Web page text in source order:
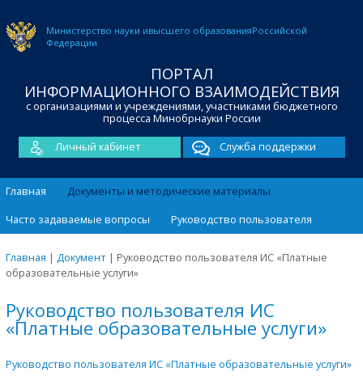
Министерство науки ивысшего образованияРоссийской
Федерации
ПОРТАЛ
ИНФОРМАЦИОННОГО ВЗАИМОДЕЙСТВИЯ
с организациями и учреждениями, участниками бюджетного
процесса Минобрнауки России
Личный кабинет
Служба поддержки
Главная
Документы и методические материалы
Часто задаваемые вопросы
Руководство пользователя
Главная | Документ | Руководство пользователя ИС «Платные
образовательные услуги»
Руководство пользователя ИС
«Платные образовательные услуги»
Руководство пользователя ИС «Платные образовательные услуги»